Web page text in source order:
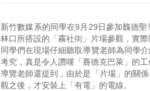
新竹數媒系的同學在9月29日參加魏德
林口所搭設的「霧社街」片場參觀，實際
同學們在現場仔細聽取導覽老師為同學
考究，真是令人讚嘆「賽德克巴萊」的工
導覽老師還提到，由於是「片場」的關
觀之後，才安裝上「有電」的電線。